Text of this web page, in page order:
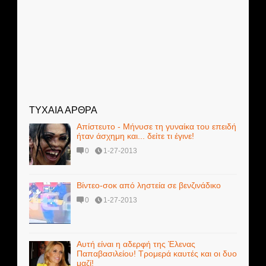
ΤΥΧΑΙΑ ΑΡΘΡΑ
Απίστευτο - Μήνυσε τη γυναίκα του επειδή
ήταν άσχημη και... δείτε τι έγινε!
0 1-27-2013
Βίντεο-σοκ από ληστεία σε βενζινάδικο
0 1-27-2013
Αυτή είναι η αδερφή της Έλενας
Παπαβασιλείου! Τρομερά καυτές και οι δυο
μαζί!